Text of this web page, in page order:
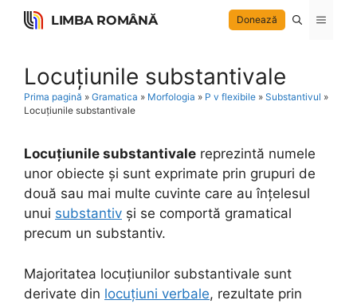
Skip
LIMBA ROMÂNĂ Donează Menu
Locuțiunile substantivale
Prima pagină » Gramatica » Morfologia » P v flexibile » Substantivul »
Locuțiunile substantivale
Locuțiunile substantivale reprezintă numele
unor obiecte și sunt exprimate prin grupuri de
două sau mai multe cuvinte care au înțelesul
unui substantiv și se comportă gramatical
precum un substantiv.
Majoritatea locuțiunilor substantivale sunt
derivate din locuțiuni verbale, rezultate prin